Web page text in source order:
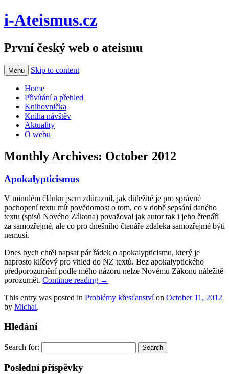
i-Ateismus.cz
První český web o ateismu
Menu Skip to content
Home
Přivítání a přehled
Knihovnička
Kniha návštěv
Aktuality
O webu
Monthly Archives: October 2012
Apokalypticismus
V minulém článku jsem zdůraznil, jak důležité je pro správné
pochopení textu mít povědomost o tom, co v době sepsání daného
textu (spisů Nového Zákona) považoval jak autor tak i jeho čtenáři
za samozřejmé, ale co pro dnešního čtenáře zdaleka samozřejmé býti
nemusí.
Dnes bych chtěl napsat pár řádek o apokalypticismu, který je
naprosto klíčový pro vhled do NZ textů. Bez apokalyptického
předporozumění podle mého názoru nelze Novému Zákonu náležitě
porozumět. Continue reading →
This entry was posted in Problémy křesťanstvíon October 11, 2012
by Michal.
Hledání
Search for:
Poslední příspěvky